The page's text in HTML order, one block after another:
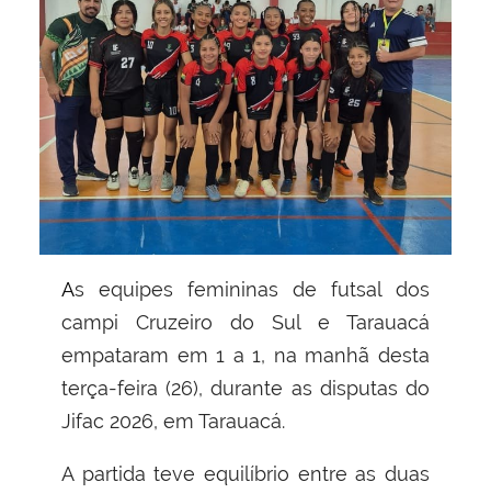
As equipes femininas de futsal dos
campi Cruzeiro do Sul e Tarauacá
empataram em 1 a 1, na manhã desta
terça-feira (26), durante as disputas do
Jifac 2026, em Tarauacá.
A partida teve equilíbrio entre as duas